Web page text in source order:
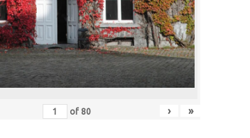
of 80 › »